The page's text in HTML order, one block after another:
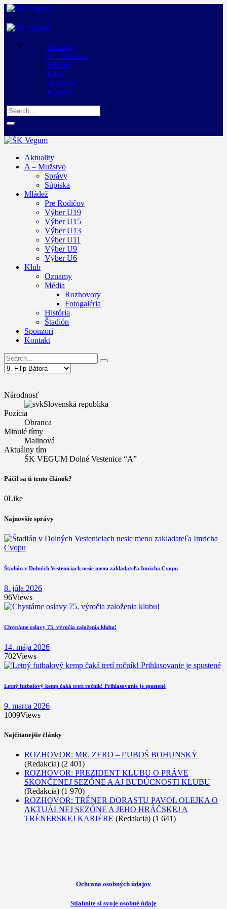
Aktuality
A – Mužstvo
Mládež
Klub
Sponzori
Kontakt
Aktuality
A – Mužstvo
Správy
Súpiska
Mládež
Pre Rodičov
Výber U19
Výber U15
Výber U13
Výber U11
Výber U9
Výber U6
Klub
Oznamy
Média
Rozhovory
Fotogaléria
História
Štadión
Sponzori
Kontakt
Národnosť
Slovenská republika
Pozícia
Obranca
Minulé tímy
Malinová
Aktuálny tím
ŠK VEGUM Dolné Vestenice “A”
Páčil sa ti tento článok?
0Like
Najnovšie správy
Štadión v Dolných Vesteniciach nesie meno zakladateľa Imricha Cvopu
8. júla 2026
96Views
Chystáme oslavy 75. výročia založenia klubu!
14. mája 2026
702Views
Letný futbalový kemp čaká tretí ročník! Prihlasovanie je spustené
9. marca 2026
1009Views
Najčítanejšie články
ROZHOVOR: MR. ZERO – ĽUBOŠ BOHUNSKÝ
(Redakcia) (2 401)
ROZHOVOR: PREZIDENT KLUBU O PRÁVE
SKONČENEJ SEZÓNE A AJ BUDÚCNOSTI KLUBU
(Redakcia) (1 970)
ROZHOVOR: TRÉNER DORASTU PAVOL OLEJKA O
AKTUÁLNEJ SEZÓNE A JEHO HRÁČSKEJ A
TRÉNERSKEJ KARIÉRE (Redakcia) (1 641)
Ochrana osobných údajov
Stiahnite si svoje osobné údaje